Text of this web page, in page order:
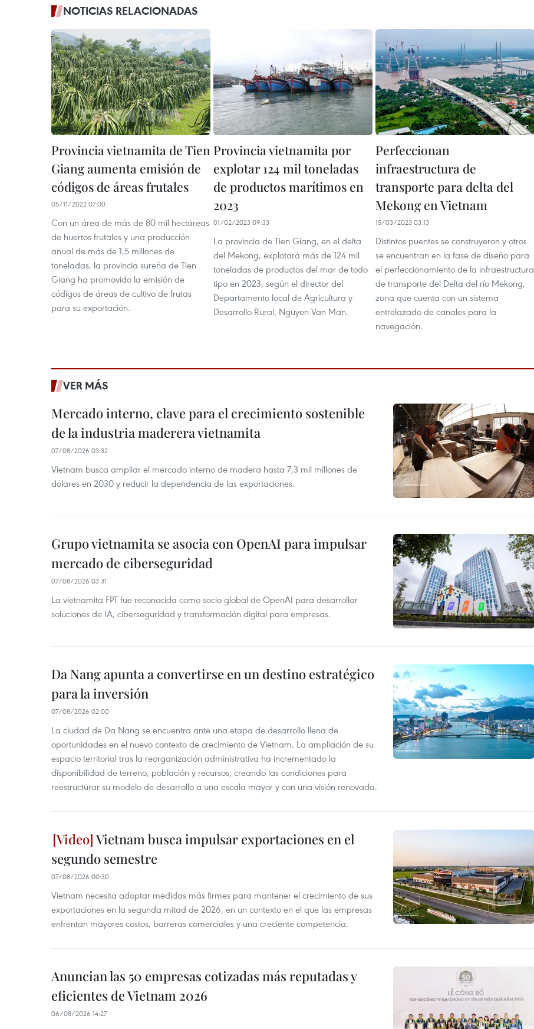
NOTICIAS RELACIONADAS
Provincia vietnamita de Tien
Giang aumenta emisión de
códigos de áreas frutales
05/11/2022 07:00
Con un área de más de 80 mil hectáreas
de huertos frutales y una producción
anual de más de 1,5 millones de
toneladas, la provincia sureña de Tien
Giang ha promovido la emisión de
códigos de áreas de cultivo de frutas
para su exportación.
Provincia vietnamita por
explotar 124 mil toneladas
de productos marítimos en
2023
01/02/2023 09:33
La provincia de Tien Giang, en el delta
del Mekong, explotará más de 124 mil
toneladas de productos del mar de todo
tipo en 2023, según el director del
Departamento local de Agricultura y
Desarrollo Rural, Nguyen Van Man.
Perfeccionan
infraestructura de
transporte para delta del
Mekong en Vietnam
15/03/2023 03:13
Distintos puentes se construyeron y otros
se encuentran en la fase de diseño para
el perfeccionamiento de la infraestructura
de transporte del Delta del río Mekong,
zona que cuenta con un sistema
entrelazado de canales para la
navegación.
VER MÁS
Mercado interno, clave para el crecimiento sostenible
de la industria maderera vietnamita
07/08/2026 03:32
Vietnam busca ampliar el mercado interno de madera hasta 7,3 mil millones de
dólares en 2030 y reducir la dependencia de las exportaciones.
Grupo vietnamita se asocia con OpenAI para impulsar
mercado de ciberseguridad
07/08/2026 03:31
La vietnamita FPT fue reconocida como socio global de OpenAI para desarrollar
soluciones de IA, ciberseguridad y transformación digital para empresas.
Da Nang apunta a convertirse en un destino estratégico
para la inversión
07/08/2026 02:00
La ciudad de Da Nang se encuentra ante una etapa de desarrollo llena de
oportunidades en el nuevo contexto de crecimiento de Vietnam. La ampliación de su
espacio territorial tras la reorganización administrativa ha incrementado la
disponibilidad de terreno, población y recursos, creando las condiciones para
reestructurar su modelo de desarrollo a una escala mayor y con una visión renovada.
Vietnam busca impulsar exportaciones en el
segundo semestre
07/08/2026 00:30
Vietnam necesita adoptar medidas más firmes para mantener el crecimiento de sus
exportaciones en la segunda mitad de 2026, en un contexto en el que las empresas
enfrentan mayores costos, barreras comerciales y una creciente competencia.
Anuncian las 50 empresas cotizadas más reputadas y
eficientes de Vietnam 2026
06/08/2026 14:27